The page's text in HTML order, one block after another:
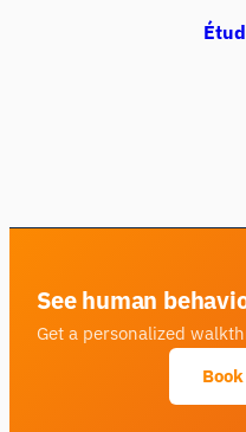
See human
Get a personalized